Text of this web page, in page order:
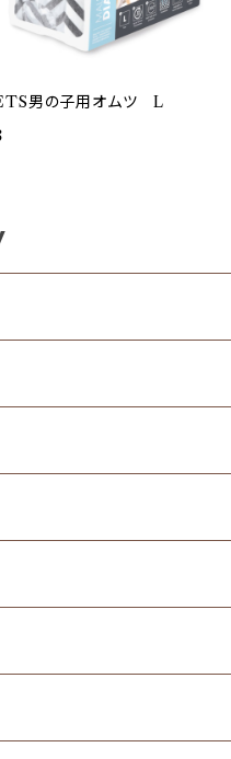
男の子用オムツ L